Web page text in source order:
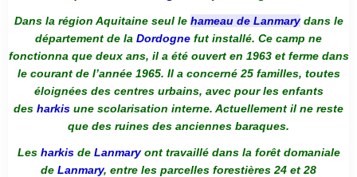
Dans la région Aquitaine seul le hameau de Lanmarydans le
département de la Dordogne fut installé. Ce camp ne
fonctionna que deux ans, il a été ouvert en 1963 et ferme dans
le courant de l’année 1965. Il a concerné 25 familles, toutes
éloignées des centres urbains, avec pour les enfants
des harkis une scolarisation interne. Actuellement il ne reste
que des ruines des anciennes baraques.
Les harkis de Lanmaryont travaillé dans la forêt domaniale
de Lanmary, entre les parcelles forestières 24 et 28